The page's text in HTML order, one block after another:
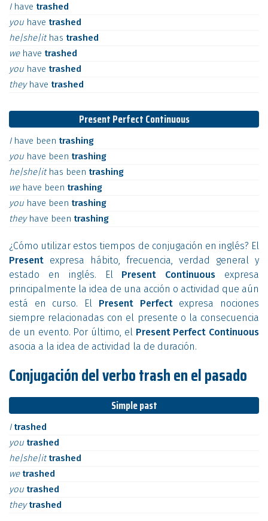
I have trashed
you have trashed
he|she|it has trashed
we have trashed
you have trashed
they have trashed
Present Perfect Continuous
I have been trashing
you have been trashing
he|she|it has been trashing
we have been trashing
you have been trashing
they have been trashing
¿Cómo utilizar estos tiempos de conjugación en inglés? El
Present expresa hábito, frecuencia, verdad general y
estado en inglés. El Present Continuous expresa
principalmente la idea de una acción o actividad que aún
está en curso. El Present Perfectexpresa nociones
siempre relacionadas con el presente o la consecuencia
de un evento. Por último, el Present Perfect Continuous
asocia a la idea de actividad la de duración.
Conjugación del verbo trash en el pasado
Simple past
I trashed
you trashed
he|she|ittrashed
we trashed
you trashed
theytrashed